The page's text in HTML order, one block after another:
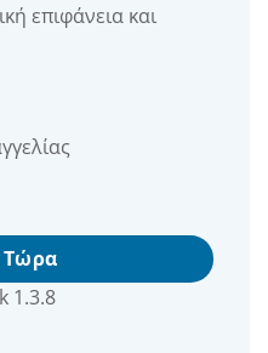
επιφάνεια και
2m × 0.55m × 0.4m ποσότητα
Τώρα